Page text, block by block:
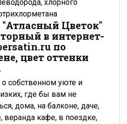
хлорного
Цветок"
в интернет-
по
цвет оттенки
о собственном уюте и
где бы вам не
дома, на балконе, даче,
веранда кафе, в поездке,